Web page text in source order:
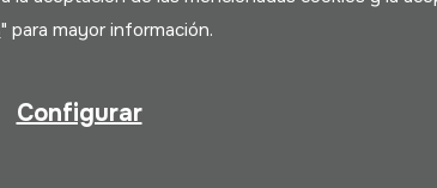
" para mayor información.
Configurar